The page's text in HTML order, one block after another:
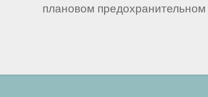
плановом